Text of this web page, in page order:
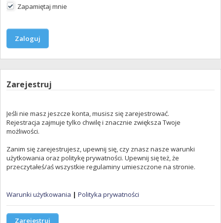
Zapamiętaj mnie
Zarejestruj
Jeśli nie masz jeszcze konta, musisz się zarejestrować.
Rejestracja zajmuje tylko chwilę i znacznie zwiększa Twoje
możliwości.
Zanim się zarejestrujesz, upewnij się, czy znasz nasze warunki
użytkowania oraz politykę prywatności. Upewnij się też, że
przeczytałeś/aś wszystkie regulaminy umieszczone na stronie.
Warunki użytkowania | Polityka prywatności
Zarejestruj